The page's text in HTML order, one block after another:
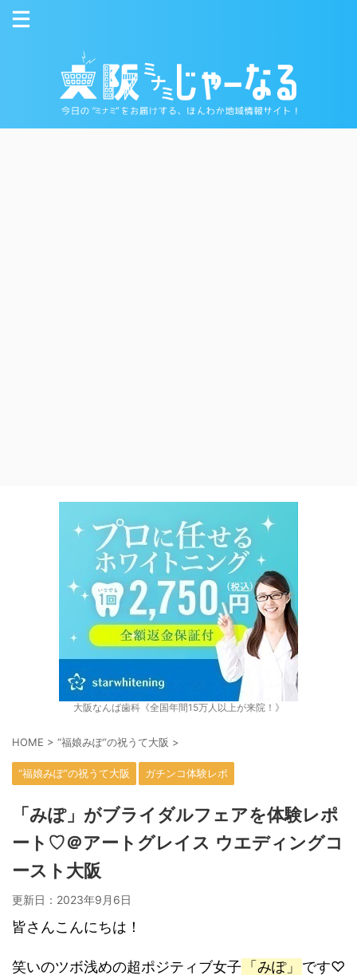
大阪なんば歯科《全国年間15万人以上が来院！》
HOME > “福娘みぽ”の祝うて大阪 >
“福娘みぽ”の祝うて大阪 ガチンコ体験レポ
「みぽ」がブライダルフェアを体験レポ
ート♡＠アートグレイス ウエディングコ
ースト大阪
更新日： 2023年9月6日
皆さんこんにちは！
笑いのツボ浅めの超ポジティブ女子 「みぽ」 です♡